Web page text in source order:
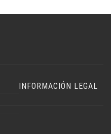
INFORMACIÓN LEGAL